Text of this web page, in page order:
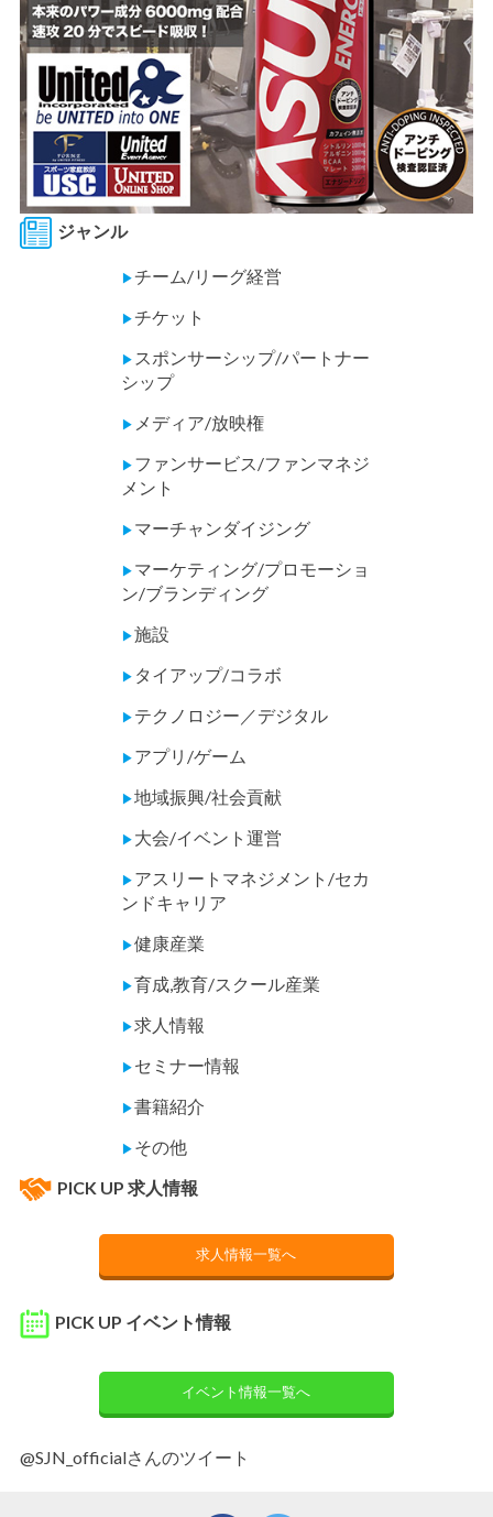
ジャンル
▶チーム/リーグ経営
▶チケット
▶ スポンサーシップ/パートナー
シップ
▶ メディア/放映権
▶ ファンサービス/ファンマネジ
メント
▶ マーチャンダイジング
▶ マーケティング/プロモーショ
ン/ブランディング
▶施設
▶ タイアップ/コラボ
▶ テクノロジー／デジタル
▶ アプリ/ゲーム
▶地域振興/社会貢献
▶ 大会/イベント運営
▶ アスリートマネジメント/セカ
ンドキャリア
▶健康産業
▶育成,教育/スクール産業
▶求人情報
▶ セミナー情報
▶書籍紹介
▶ その他
PICK UP 求人情報
求人情報一覧へ
PICK UP イベント情報
イベント情報一覧へ
@SJN_officialさんのツイート